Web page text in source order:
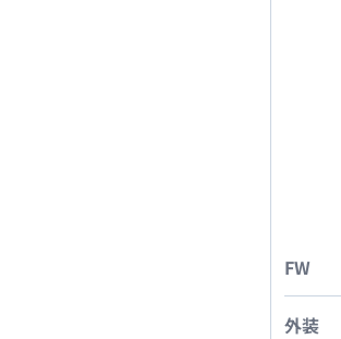
FW
外装